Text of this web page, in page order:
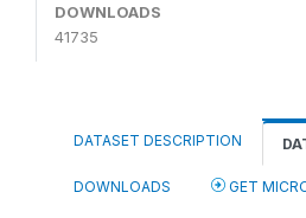
DOWNLOADS
41735
DATASET DESCRIPTION
DOWNLOADS GET